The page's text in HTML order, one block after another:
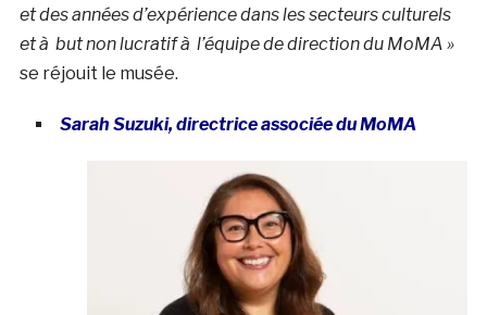
et des années d’expérience dans les secteurs culturels
et à but non lucratif à l’équipe de direction du MoMA »
se réjouit le musée.
Sarah Suzuki, directrice associée du MoMA